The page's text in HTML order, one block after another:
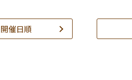
開催日順